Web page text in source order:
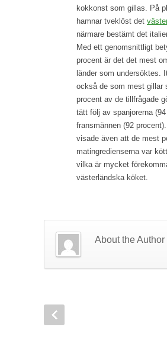
kokkonst som gillas. På
hamnar tveklöst det
närmare bestämt det
Med ett genomsnittligt
procent är det det mest
länder som undersöktes.
också de som mest gillar
procent av de tillfrågade
tätt följ av spanjorerna
fransmännen (92
visade även att de mest
matingredienserna var
vilka är mycket
västerländska köket.
About the Author